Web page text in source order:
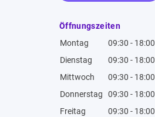
Öffnungszeiten
Montag
09:30 - 18:00
Dienstag
09:30 - 18:00
Mittwoch
09:30 - 18:00
Donnerstag
09:30 - 18:00
Freitag
09:30 - 18:00